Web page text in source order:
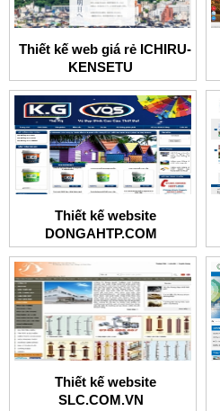
Thiết kế web giá rẻ ICHIRU-
KENSETU
Thiết kế website
DONGAHTP.COM
Thiết kế website
SLC.COM.VN